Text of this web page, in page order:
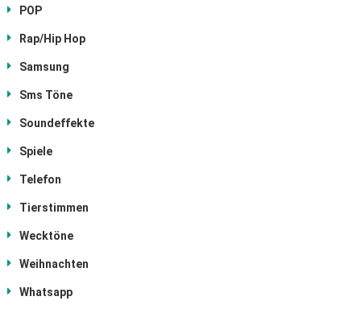
POP
Rap/Hip Hop
Samsung
Sms Töne
Soundeffekte
Spiele
Telefon
Tierstimmen
Wecktöne
Weihnachten
Whatsapp